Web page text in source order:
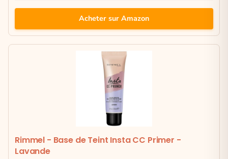
Acheter sur Amazon
Rimmel - Base de Teint Insta CC Primer -
Lavande